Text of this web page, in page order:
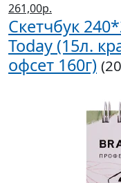
261,00р.
Скетчбук
Today (15л.
офсет 160г)